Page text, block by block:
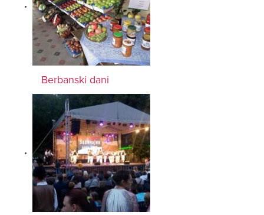
Berbanski dani